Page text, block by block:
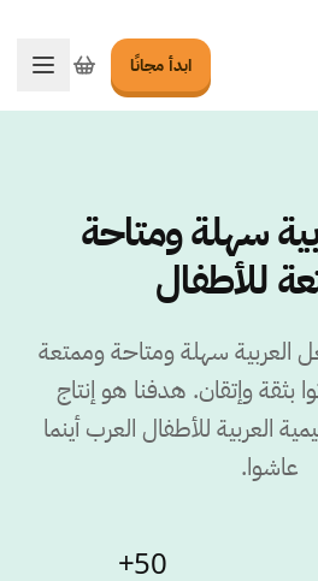
ابدأ مجانًا تبديل
سهلة ومتاحة
للأطفال
العربية سهلة ومتاحة وممتعة
بثقة وإتقان. هدفنا هو إنتاج
العربية للأطفال العرب أينما
عاشوا.
50+